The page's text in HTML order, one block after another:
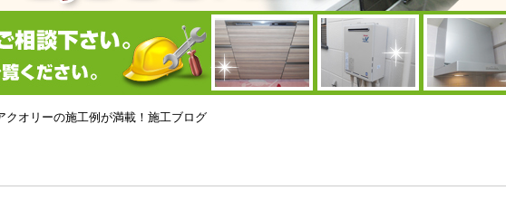
クオリーの施工例が満載！施工ブログ